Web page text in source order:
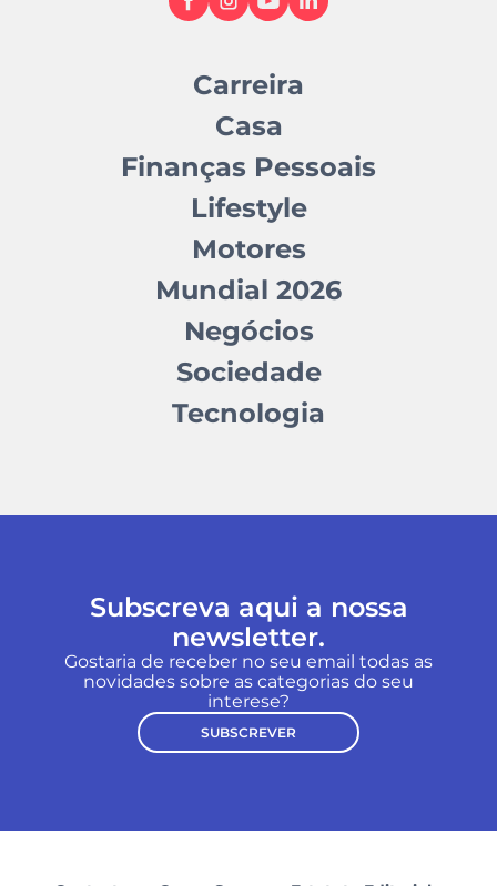
Carreira
Casa
Finanças Pessoais
Lifestyle
Motores
Mundial 2026
Negócios
Sociedade
Tecnologia
Subscreva aqui a nossa
newsletter.
Gostaria de receber no seu email todas as
novidades sobre as categorias do seu
interese?
SUBSCREVER